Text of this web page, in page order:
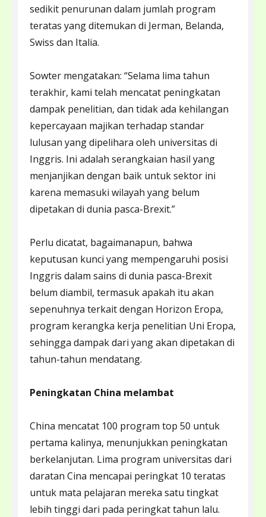
sedikit penurunan dalam jumlah program
teratas yang ditemukan di Jerman, Belanda,
Swiss dan Italia.
Sowter mengatakan: “Selama lima tahun
terakhir, kami telah mencatat peningkatan
dampak penelitian, dan tidak ada kehilangan
kepercayaan majikan terhadap standar
lulusan yang dipelihara oleh universitas di
Inggris. Ini adalah serangkaian hasil yang
menjanjikan dengan baik untuk sektor ini
karena memasuki wilayah yang belum
dipetakan di dunia pasca-Brexit.”
Perlu dicatat, bagaimanapun, bahwa
keputusan kunci yang mempengaruhi posisi
Inggris dalam sains di dunia pasca-Brexit
belum diambil, termasuk apakah itu akan
sepenuhnya terkait dengan Horizon Eropa,
program kerangka kerja penelitian Uni Eropa,
sehingga dampak dari yang akan dipetakan di
tahun-tahun mendatang.
Peningkatan China melambat
China mencatat 100 program top 50 untuk
pertama kalinya, menunjukkan peningkatan
berkelanjutan. Lima program universitas dari
daratan Cina mencapai peringkat 10 teratas
untuk mata pelajaran mereka satu tingkat
lebih tinggi dari pada peringkat tahun lalu.